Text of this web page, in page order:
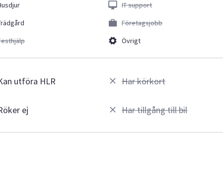
IT support
Företagsjobb
Övrigt
utföra HLR
ej
Har körkort
Har tillgång till bil